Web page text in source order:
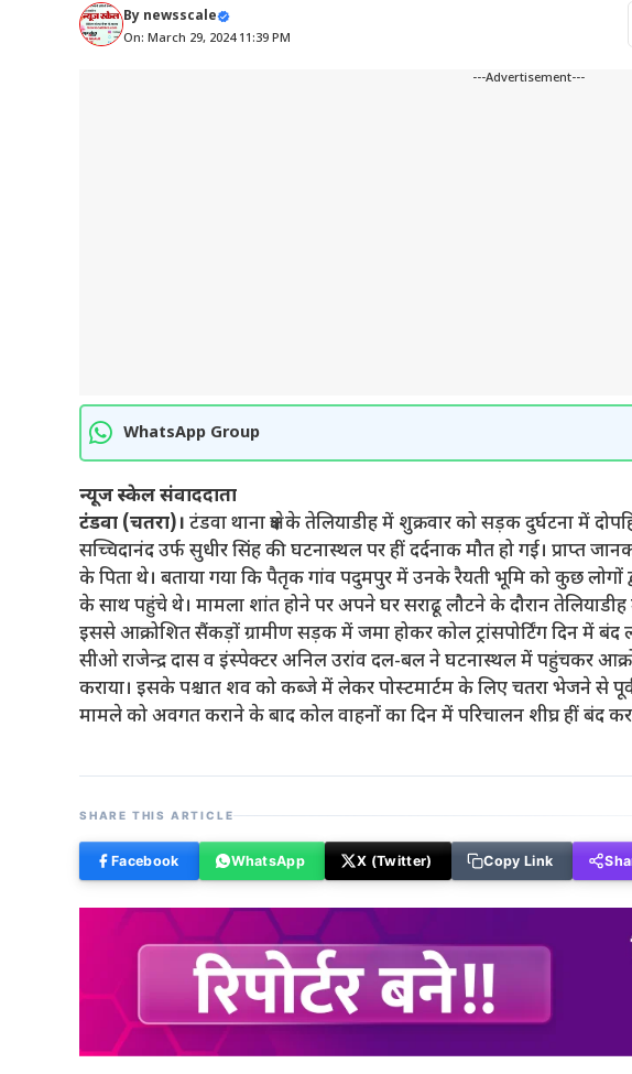
By newsscale
On: March 29, 2024 11:39 PM
---Advertisement---
WhatsApp Group
न्यूज स्केल संवाददाता
टंडवा (चतरा)। टंडवा थाना क्षेत्र के तेलियाडीह में शुक्रवार को सड़क दुर्घटना में
सच्चिदानंद उर्फ सुधीर सिंह की घटनास्थल पर हीं दर्दनाक मौत हो गई। प्राप्त
के पिता थे। बताया गया कि पैतृक गांव पदुमपुर में उनके रैयती भूमि को कुछ लोगों
के साथ पहुंचे थे। मामला शांत होने पर अपने घर सराढू लौटने के दौरान
इससे आक्रोशित सैंकड़ों ग्रामीण सड़क में जमा होकर कोल ट्रांसपोर्टिंग दिन में
सीओ राजेन्द्र दास व इंस्पेक्टर अनिल उरांव दल-बल ने घटनास्थल में पहुंचकर
कराया। इसके पश्चात शव को कब्जे में लेकर पोस्टमार्टम के लिए चतरा भेजने से
मामले को अवगत कराने के बाद कोल वाहनों का दिन में परिचालन शीघ्र हीं बंद
SHARE THIS ARTICLE
Facebook WhatsApp X (Twitter) Copy Link